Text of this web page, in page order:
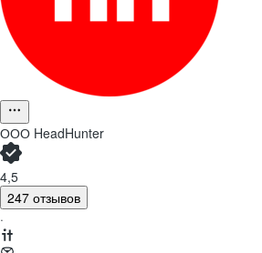
ООО HeadHunter
4,5
247 отзывов
·